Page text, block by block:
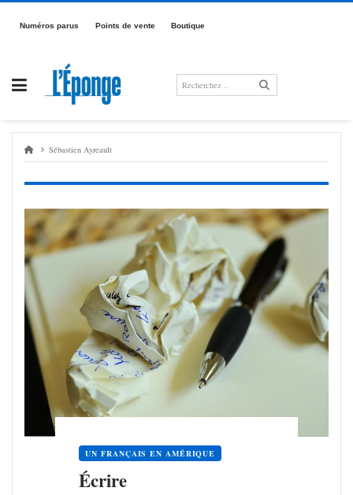
Passer
contenuNumé­­­ros parus Points de vente Boutique
Sébastien Ayreault
UN FRANÇAIS EN AMÉRIQUE
Écrire